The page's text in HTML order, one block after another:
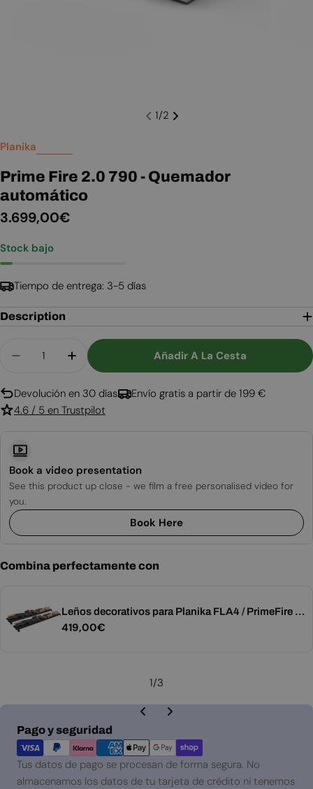
1/2
Planika
Prime Fire 2.0 790 - Quemador
automático
Precio
3.699,00€
Stock bajo
Tiempo de entrega: 3-5 días
Description
Disminuir Cantidad Para Prime Fire 2.0 790 -
Aumentar Cantidad Para Prime Fire
Añadir A La Cesta
Devolución en 30 días
Envío gratis a partir de 199 €
4.6 / 5 en Trustpilot
Book a video presentation
See this product up close - we film a free personalised video for
you.
Book Here
Combina perfectamente con
Leños decorativos para Planika FLA4 / PrimeFire -
Tamaño 790
Precio
419,00€
1/3
Pago y seguridad
Métodos
de
pago
Tus datos de pago se procesan de forma segura. No
almacenamos los datos de tu tarjeta de crédito ni tenemos